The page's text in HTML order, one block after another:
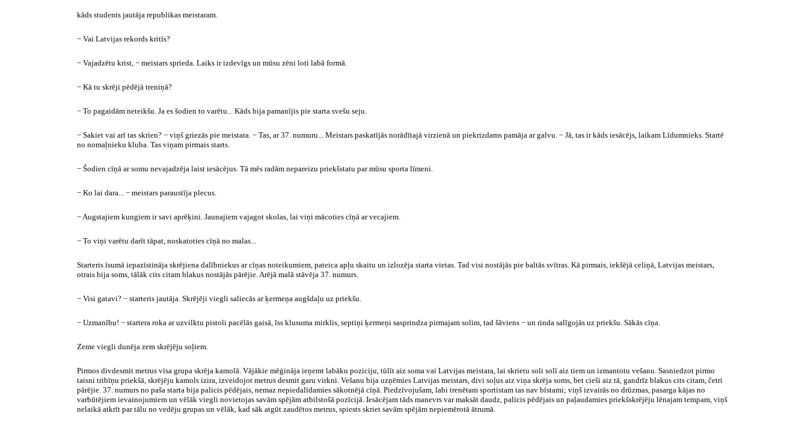
kāds students jautāja republikas meistaram.
− Vai Latvijas rekords kritīs?
− Vajadzētu krist, − meistars sprieda. Laiks ir izdevīgs un mūsu zēni loti labā formā.
− Kā tu skrēji pēdējā treniņā?
− To pagaidām neteikšu. Ja es šodien to varētu... Kāds bija pamanījis pie starta svešu seju.
− Sakiet vai arī tas skrien? − viņš griezās pie meistara. − Tas, ar 37. numuru... Meistars paskatījās norādītajā virzienā un piekrizdams pamāja ar galvu. − Jā, tas ir kāds iesācējs, laikam Līdumnieks. Startē
no nomaļnieku kluba. Tas viņam pirmais starts.
− Šodien cīņā ar somu nevajadzēja laist iesācējus. Tā mēs radām nepareizu priekšstatu par mūsu sporta līmeni.
− Ko lai dara... − meistars paraustīja plecus.
− Augstajiem kungiem ir savi aprēķini. Jaunajiem vajagot skolas, lai viņi mācoties cīņā ar vecajiem.
− To viņi varētu darīt tāpat, noskatoties cīņā no malas...
Starteris īsumā iepazīstināja skrējiena dalībniekus ar cīņas noteikumiem, pateica apļu skaitu un izlozēja starta vietas. Tad visi nostājās pie baltās svītras. Kā pirmais, iekšējā celiņā, Latvijas meistars,
otrais bija soms, tālāk cits citam blakus nostājās pārējie. Arējā malā stāvēja 37. numurs.
− Visi gatavi? − starteris jautāja. Skrējēji viegli saliecās ar ķermeņa augšdaļu uz priekšu.
− Uzmanību! − startera roka ar uzvilktu pistoli pacēlās gaisā, īss klusuma mirklis, septiņi ķermeņi sasprindza pirmajam solim, tad šāviens − un rinda salīgojās uz priekšu. Sākās cīņa.
Zeme viegli dunēja zem skrējēju soļiem.
Pirmos divdesmit metrus visa grupa skrēja kamolā. Vājākie mēģināja ieņemt labāku poziciju, tūlīt aiz soma vai Latvijas meistara, lai skrietu soli solī aiz tiem un izmantotu vešanu. Sasniedzot pirmo
taisni tribīņu priekšā, skrējēju kamols izira, izveidojot metrus desmit garu virkni. Vešanu bija uzņēmies Latvijas meistars, divi soļus aiz viņa skrēja soms, bet cieši aiz tā, gandrīz blakus cits citam, četri
pārējie. 37. numurs no paša starta bija palicis pēdējais, nemaz nepiedalīdamies sākotnējā cīņā. Piedzīvojušam, labi trenētam sportistam tas nav bīstami; viņš izvairās no drūzmas, pasarga kājas no
varbūtējiem ievainojumiem un vēlāk viegli novietojas savām spējām atbilstošā pozīcijā. Iesācējam tāds manevrs var maksāt daudz, palicis pēdējais un paļaudamies priekšskrējēju lēnajam tempam, viņš
nelaikā atkrīt par tālu no vedēju grupas un vēlāk, kad sāk atgūt zaudētos metrus, spiests skriet savām spējām nepiemērotā ātrumā.